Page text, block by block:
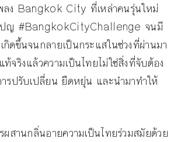
พลง Bangkok City ที่เหล่าคนรุ่นใหม่
ปญ #BangkokCityChallenge จนมี
ดขึ้นจนกลายเป็นกระแสในช่วงที่ผ่านมา
จริงแล้วความเป็นไทยไม่ใช่สิ่งที่จับต้อง
รปรับเปลี่ยน ยืดหยุ่น และนำมาทำให้
ผสานกลิ่นอายความเป็นไทยร่วมสมัยด้วย